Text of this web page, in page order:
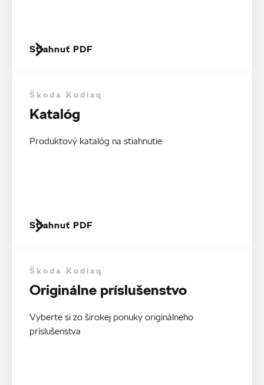
Stiahnuť PDF
Škoda Kodiaq
Katalóg
Produktový katalóg na stiahnutie
Stiahnuť PDF
Škoda Kodiaq
Originálne príslušenstvo
Vyberte si zo širokej ponuky originálneho
príslušenstva